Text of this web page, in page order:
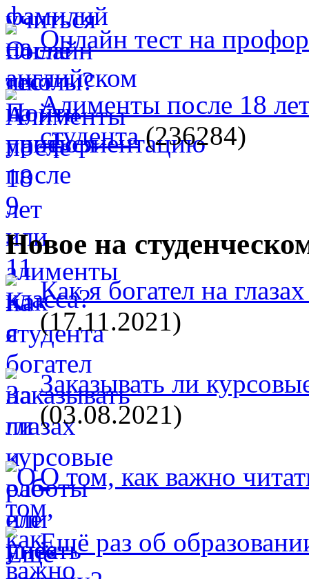
Онлайн тест на
Алименты после 18
студента(236284)
Новое на
Как я богател на
(17.11.2021)
Заказывать ли
(03.08.2021)
О том, как важно
Ещё раз об